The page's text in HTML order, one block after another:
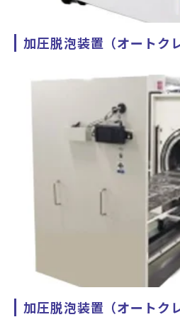
縦横比16:9
加圧脱泡装置（オートク
加圧脱泡装置（オートク